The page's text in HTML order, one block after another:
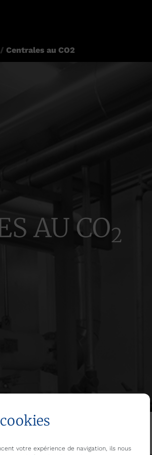
votre expérience de navigation, ils nous
Centrales au CO2
AU CO2